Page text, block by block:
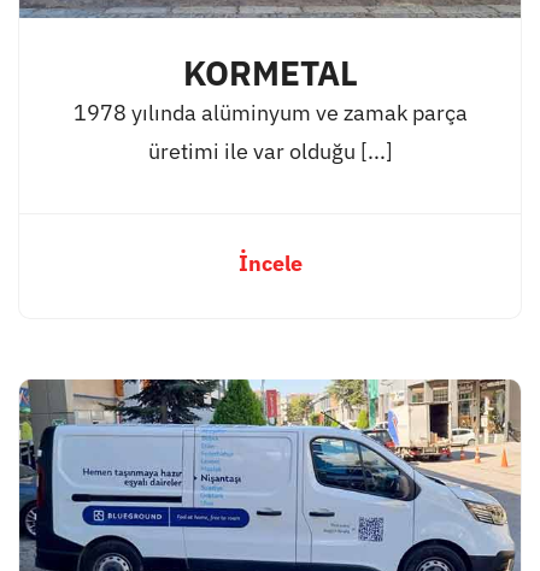
KORMETAL
1978 yılında alüminyum ve zamak parça
üretimi ile var olduğu [...]
İncele